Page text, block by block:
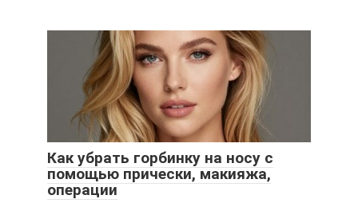
Как убрать горбинку на носу с
помощью прически, макияжа,
операции